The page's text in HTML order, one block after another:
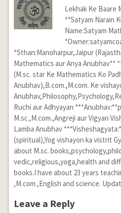
Lekhak Ke Baare
**Satyam Narain
Name:Satyam
*Sthan:Manoharpur,Jaipur
Mathematics aur Anya Anubhav**
(M.sc. star Ke Mathematics Ko
Anubhav),B.com.,M.com. Ke
Ruchi aur Adhyayan
M.sc.,M.com.,Angreji aur Vigyan
Lamba Anubhav
(spiritual),Yog vishayon ka vistrit
about M.sc.
vedic,religious,yoga,health and
books.I have about 23 years
,M.com.,English and science.
Leave a Reply